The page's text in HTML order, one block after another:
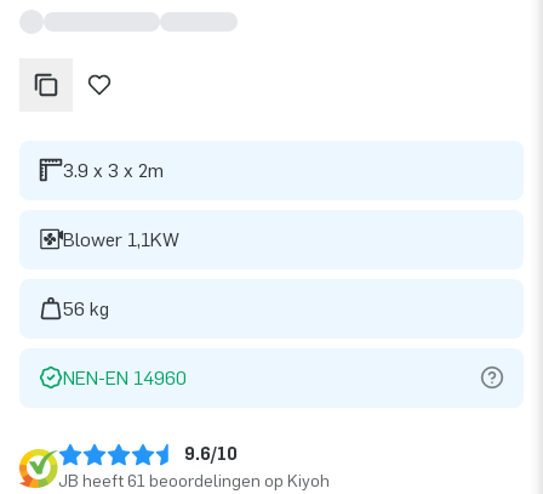
3.9 x 3 x 2m
Blower 1,1KW
56 kg
NEN-EN 14960
9.6/10
JB heeft 61 beoordelingen op Kiyoh